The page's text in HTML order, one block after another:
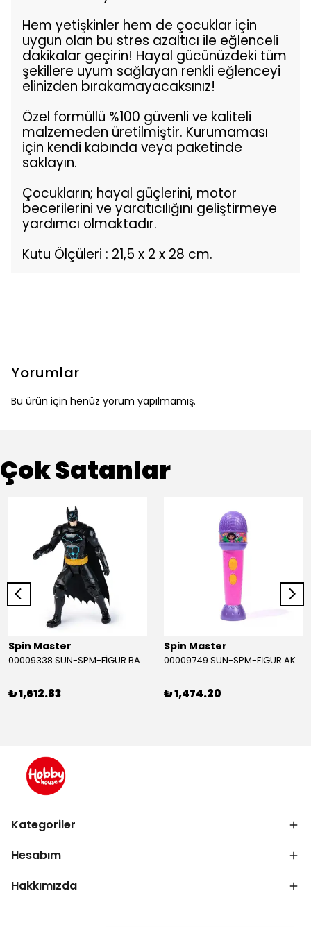
Hem yetişkinler hem de çocuklar için
uygun olan bu stres azaltıcı ile eğlenceli
dakikalar geçirin! Hayal gücünüzdeki tüm
şekillere uyum sağlayan renkli eğlenceyi
elinizden bırakamayacaksınız!
Özel formüllü %100 güvenli ve kaliteli
malzemeden üretilmiştir. Kurumaması
için kendi kabında veya paketinde
saklayın.
Çocukların; hayal güçlerini, motor
becerilerini ve yaratıcılığını geliştirmeye
yardımcı olmaktadır.
Kutu Ölçüleri : 21,5 x 2 x 28 cm.
Yorumlar
Bu ürün için henüz yorum yapılmamış.
Çok Satanlar
Spin Master
00009338 SUN-SPM-FİGÜR BATMAN NİNJA STRIKE 30 CM. EXC.
₺ 1,612.83
Spin Master
00009749 SUN-SPM-FİGÜR AKS. DORA MİKROFON YAĞMUR ORMANI RİTMİ (DORA) SESLİ
₺ 1,474.20
Kategoriler
Hesabım
Hakkımızda